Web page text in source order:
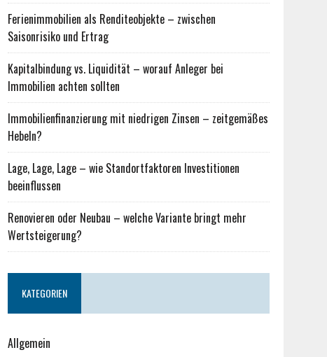
Ferienimmobilien als Renditeobjekte – zwischen
Saisonrisiko und Ertrag
Kapitalbindung vs. Liquidität – worauf Anleger bei
Immobilien achten sollten
Immobilienfinanzierung mit niedrigen Zinsen – zeitgemäßes
Hebeln?
Lage, Lage, Lage – wie Standortfaktoren Investitionen
beeinflussen
Renovieren oder Neubau – welche Variante bringt mehr
Wertsteigerung?
KATEGORIEN
Allgemein